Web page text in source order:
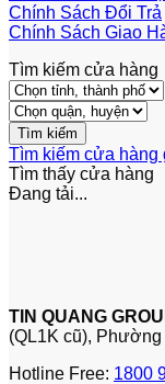
Chính Sách Đổi Trả
Chính Sách Giao
Tìm kiếm cửa hàng
Tìm kiếm cửa hàng
Tìm thấy cửa hàng
Đang tải...
TIN QUANG
(QL1K cũ), Phường
Hotline Free: 1800